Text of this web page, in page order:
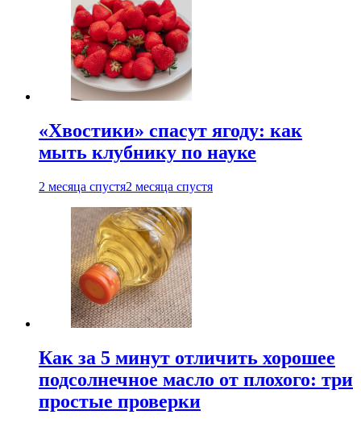
«Хвостики» спасут ягоду: как
мыть клубнику по науке
2 месяца спустя2 месяца спустя
Как за 5 минут отличить хорошее
подсолнечное масло от плохого: три
простые проверки